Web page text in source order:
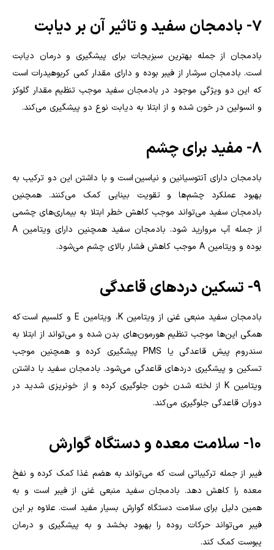
۷- بادمجان سفید و تاثیر آن بر دیابت
بادمجان از جمله بهترین سبزیجات برای پیشگیری و درمان دیابت
است. بادمجان سرشار از فیبر بوده و دارای مقدار کمی کربوهیدرات است
که این دو ویژگی موجود در بادمجان سفید موجب تنظیم مقدار گلوکز
و انسولین در خون شده و از ابتلا به دیابت نوع دو پیشگیری می‌کند.
۸- مفید برای چشم
بادمجان دارای آنتوسیانین و نیاسین است و با داشتن این دو ترکیب به
بهبود عملکرد چشم‌ها و تقویت بینایی کمک می‌کنند. همچنین
بادمجان سفید می‌تواند موجب کاهش خطر ابتلا به بیماری‌های چشمی
از جمله آب مروارید شود. بادمجان سفید همچنین دارای ویتامین A
بوده و ویتامین A موجب کاهش فشار بالای چشم می‌شود.
۹- تسکین درد‌های قاعدگی
بادمجان سفید منبعی غنی از ویتامینK، ویتامین Eو کلسیم است که
همگی این‌ها موجب تنظیم هورمون‌های بدن شده و می‌تواند از ابتلا به
سندروم پیش قاعدگی یا PMSپیشگیری کرده و همچنین موجب
تسکین و پیشگیری درد‌های قاعدگی می‌شود. بادمجان سفید با داشتن
ویتامین Kاز لخته شدن خون جلوگیری کرده و از خونریزی شدید در
دوران قاعدگی جلوگیری می‌کند.
۱۰- سلامت معده و دستگاه گوارش
فیبر از جمله ترکیباتی است که می‌تواند به هضم غذا کمک کرده و نفخ
معده را کاهش دهد. بادمجان سفید منبعی غنی از فیبر است و به
همین دلیل برای سلامت دستگاه گوارش بسیار مفید است. علاوه بر این
فیبر می‌تواند حرکات روده را بهبود بخشد و به پیشگیری و درمان
یبوست کمک کند.